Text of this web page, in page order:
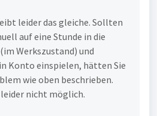
leider das gleiche. Sollten
auf eine Stunde in die
Werkszustand) und
Konto einspielen, hätten Sie
wie oben beschrieben.
nicht möglich.